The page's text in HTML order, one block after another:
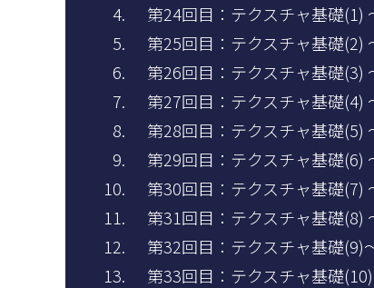
第24回目：テクスチャ基礎(1)
第25回目：テクスチャ基礎(2)
第26回目：テクスチャ基礎(3)
第27回目：テクスチャ基礎(4)
第28回目：テクスチャ基礎(5)
第29回目：テクスチャ基礎(6)
第30回目：テクスチャ基礎(7)
第31回目：テクスチャ基礎(8)
第32回目：テクスチャ基礎(9)
第33回目：テクスチャ基礎